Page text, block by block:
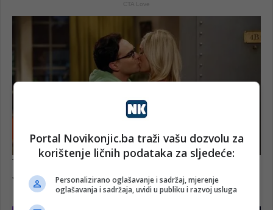
Portal Novikonjic.ba traži vašu dozvolu za
korištenje ličnih podataka za sljedeće:
Personalizirano oglašavanje i sadržaj, mjerenje
oglašavanja i sadržaja, uvidi u publiku i razvoj usluga